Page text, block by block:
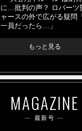
に…批判の声？ ロバー
ャースの外で広がる疑問
一員だったら…」
もっと見る
MAGAZINE
最新号